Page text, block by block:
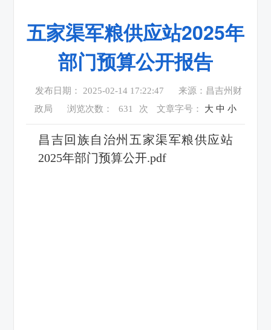
五家渠军粮供应站2025年
部门预算公开报告
发布日期： 2025-02-14 17:22:47
来源：昌吉州财
政局
浏览次数： 631 次 文章字号： 大 中 小
昌吉回族自治州五家渠军粮供应站
2025年部门预算公开.pdf